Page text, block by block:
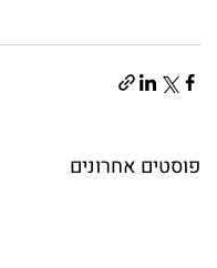
פוסטים אחרונים